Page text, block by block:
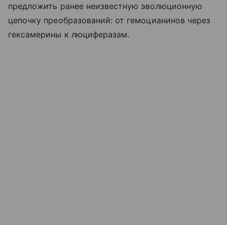
предложить ранее неизвестную эволюционную
цепочку преобразований: от гемоцианинов через
гексамерины к люциферазам.